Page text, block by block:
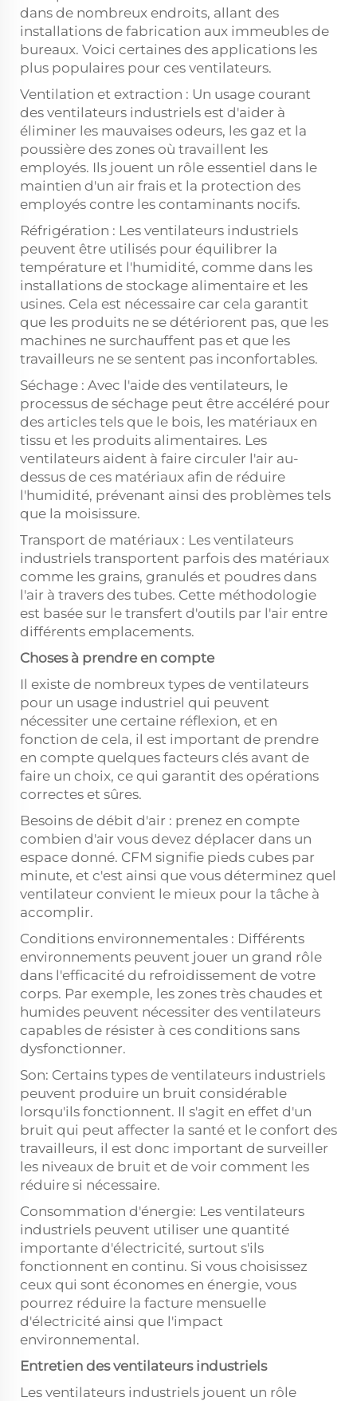
dans de nombreux endroits, allant des
installations de fabrication aux immeubles de
bureaux. Voici certaines des applications les
plus populaires pour ces ventilateurs.
Ventilation et extraction : Un usage courant
des ventilateurs industriels est d'aider à
éliminer les mauvaises odeurs, les gaz et la
poussière des zones où travaillent les
employés. Ils jouent un rôle essentiel dans le
maintien d'un air frais et la protection des
employés contre les contaminants nocifs.
Réfrigération : Les ventilateurs industriels
peuvent être utilisés pour équilibrer la
température et l'humidité, comme dans les
installations de stockage alimentaire et les
usines. Cela est nécessaire car cela garantit
que les produits ne se détériorent pas, que les
machines ne surchauffent pas et que les
travailleurs ne se sentent pas inconfortables.
Séchage : Avec l'aide des ventilateurs, le
processus de séchage peut être accéléré pour
des articles tels que le bois, les matériaux en
tissu et les produits alimentaires. Les
ventilateurs aident à faire circuler l'air au-
dessus de ces matériaux afin de réduire
l'humidité, prévenant ainsi des problèmes tels
que la moisissure.
Transport de matériaux : Les ventilateurs
industriels transportent parfois des matériaux
comme les grains, granulés et poudres dans
l'air à travers des tubes. Cette méthodologie
est basée sur le transfert d'outils par l'air entre
différents emplacements.
Choses à prendre en compte
Il existe de nombreux types de ventilateurs
pour un usage industriel qui peuvent
nécessiter une certaine réflexion, et en
fonction de cela, il est important de prendre
en compte quelques facteurs clés avant de
faire un choix, ce qui garantit des opérations
correctes et sûres.
Besoins de débit d'air : prenez en compte
combien d'air vous devez déplacer dans un
espace donné. CFM signifie pieds cubes par
minute, et c'est ainsi que vous déterminez quel
ventilateur convient le mieux pour la tâche à
accomplir.
Conditions environnementales : Différents
environnements peuvent jouer un grand rôle
dans l'efficacité du refroidissement de votre
corps. Par exemple, les zones très chaudes et
humides peuvent nécessiter des ventilateurs
capables de résister à ces conditions sans
dysfonctionner.
Son: Certains types de ventilateurs industriels
peuvent produire un bruit considérable
lorsqu'ils fonctionnent. Il s'agit en effet d'un
bruit qui peut affecter la santé et le confort des
travailleurs, il est donc important de surveiller
les niveaux de bruit et de voir comment les
réduire si nécessaire.
Consommation d'énergie: Les ventilateurs
industriels peuvent utiliser une quantité
importante d'électricité, surtout s'ils
fonctionnent en continu. Si vous choisissez
ceux qui sont économes en énergie, vous
pourrez réduire la facture mensuelle
d'électricité ainsi que l'impact
environnemental.
Entretien des ventilateurs industriels
Les ventilateurs industriels jouent un rôle